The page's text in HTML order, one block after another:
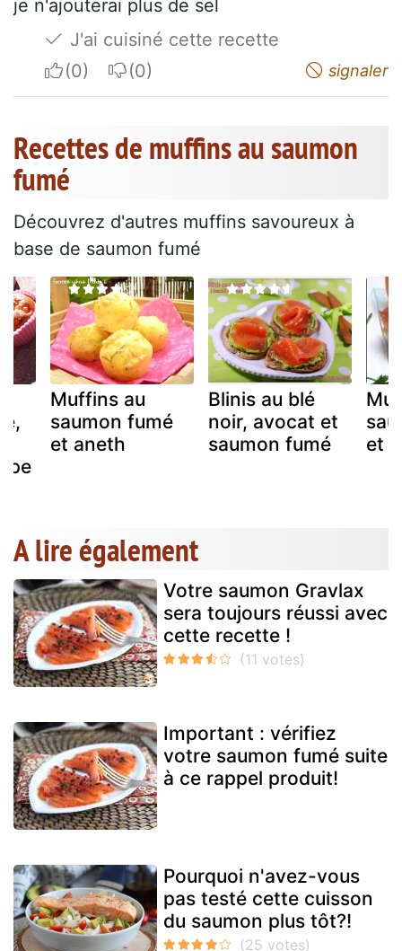
je n'ajouterai plus de sel
J'ai cuisiné cette recette
I apreciateI do not appreciate signaler
Recettes de muffins au saumon
fumé
Découvrez d'autres muffins savoureux à
base de saumon fumé
Muffins au
saumon fumé
et aneth
Blinis au blé
noir, avocat et
saumon fumé
et
A lire également
Votre saumon Gravlax
sera toujours réussi avec
cette recette !
Important : vérifiez
votre saumon fumé suite
à ce rappel produit!
Pourquoi n'avez-vous
pas testé cette cuisson
du saumon plus tôt?!